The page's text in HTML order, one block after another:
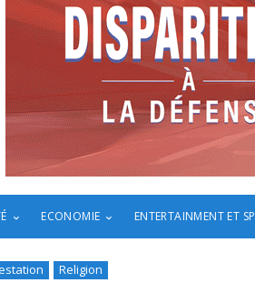
ECONOMIE ENTERTAINMENT ET
Religion